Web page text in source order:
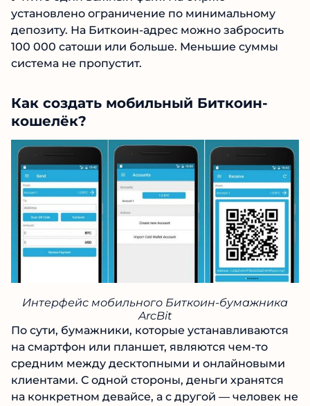
установлено ограничение по минимальному
депозиту. На Биткоин-адрес можно забросить
100 000 сатоши или больше. Меньшие суммы
система не пропустит.
Как создать мобильный Биткоин-
кошелёк?
Интерфейс мобильного Биткоин-бумажника
ArcBit
По сути, бумажники, которые устанавливаются
на смартфон или планшет, являются чем-то
средним между десктопными и онлайновыми
клиентами. С одной стороны, деньги хранятся
на конкретном девайсе, а с другой — человек не